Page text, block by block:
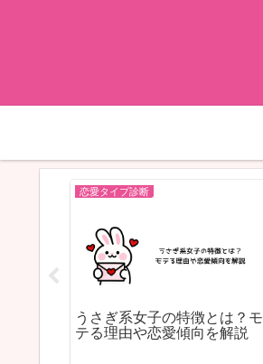
恋愛タイプ診断
うさぎ系女子の特徴とは？モ
テる理由や恋愛傾向を解説